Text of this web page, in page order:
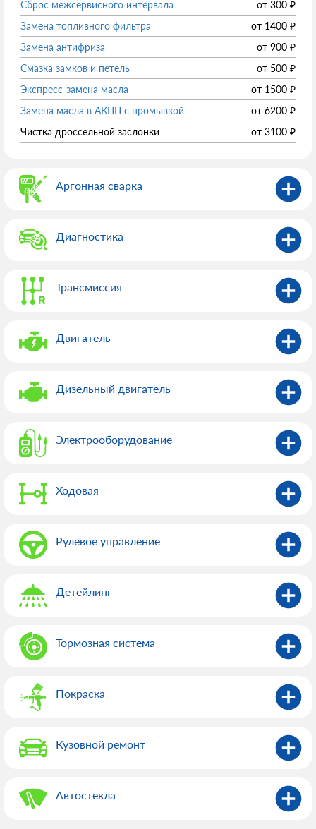
Сброс межсервисного интервала от 300 ₽
Замена топливного фильтра
от 1400 ₽
Замена антифриза
от 900 ₽
Смазка замков и петель
от 500 ₽
Экспресс-замена масла
от 1500 ₽
Замена масла в АКПП с промывкой
от 6200 ₽
Чистка дроссельной заслонки
от 3100 ₽
Аргонная сварка
Диагностика
Трансмиссия
Двигатель
Дизельный двигатель
Электрооборудованиe
Ходовая
Рулевое управление
Детейлинг
Тормозная система
Покраска
Кузовной ремонт
Автостекла